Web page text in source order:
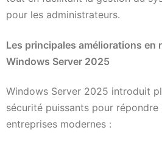
pour les administrateurs.
Les principales améliorations en
Windows Server 2025
Windows Server 2025 introduit
sécurité puissants pour répondre
entreprises modernes :